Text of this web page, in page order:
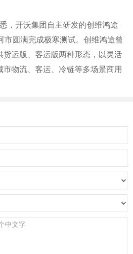
，开沃集团自主研发的创维鸿途
市圆满完成极寒测试。创维鸿途曾
货运版、客运版两种形态，以灵活
物流、客运、冷链等多场景商用